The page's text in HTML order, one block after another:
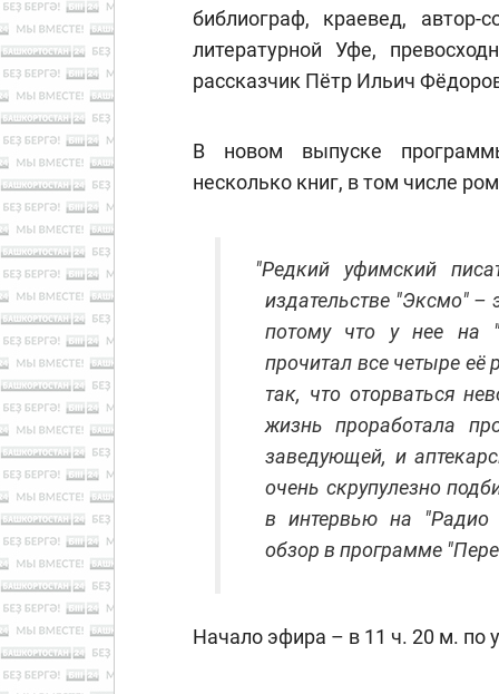
библиограф, краевед, автор-
литературной Уфе,
рассказчик Пётр Ильич
В новом выпуске
несколько книг, в том числе
"Редкий уфимский
издательстве "Эксмо" –
потому что у нее на
прочитал все четыре её
так, что оторваться
жизнь проработала
заведующей, и
очень скрупулезно
в интервью на "Радио
обзор в программе
Начало эфира – в 11 ч. 20 м. по